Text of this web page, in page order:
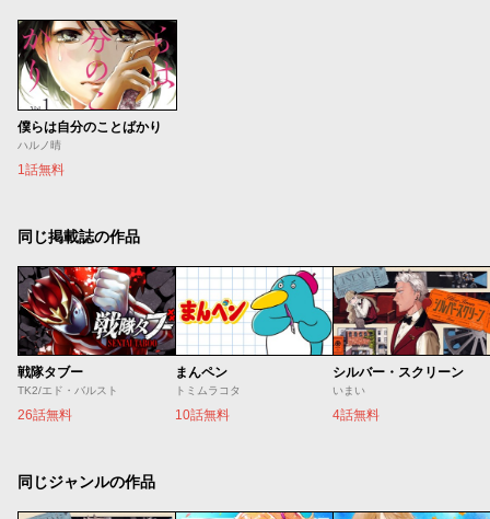
僕らは自分のことばかり
ハルノ晴
1話無料
同じ掲載誌の作品
戦隊タブー
TK2/エド・バルスト
26話無料
まんペン
トミムラコタ
10話無料
シルバー・スクリーン
いまい
4話無料
同じジャンルの作品